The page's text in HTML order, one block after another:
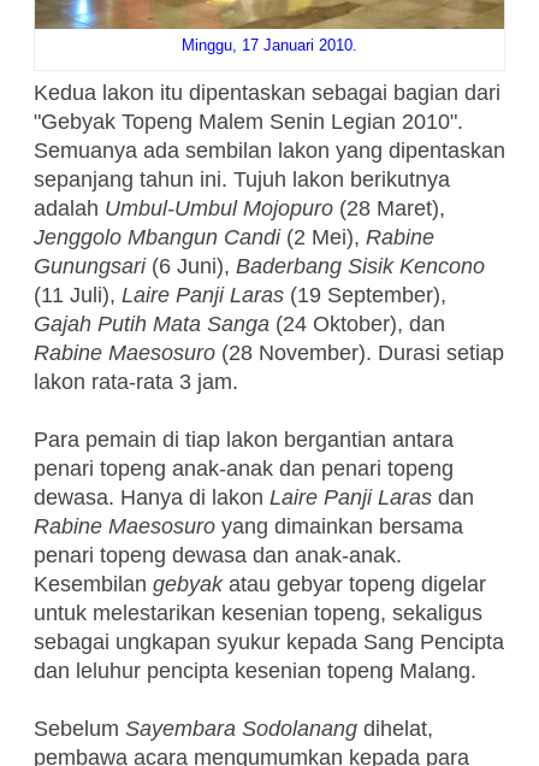
Minggu, 17 Januari 2010.
Kedua lakon itu dipentaskan sebagai bagian dari
"Gebyak Topeng Malem Senin Legian 2010".
Semuanya ada sembilan lakon yang dipentaskan
sepanjang tahun ini. Tujuh lakon berikutnya
adalah Umbul-Umbul Mojopuro (28 Maret),
Jenggolo Mbangun Candi (2 Mei), Rabine
Gunungsari (6 Juni), Baderbang Sisik Kencono
(11 Juli), Laire Panji Laras (19 September),
Gajah Putih Mata Sanga (24 Oktober), dan
Rabine Maesosuro (28 November). Durasi setiap
lakon rata-rata 3 jam.
Para pemain di tiap lakon bergantian antara
penari topeng anak-anak dan penari topeng
dewasa. Hanya di lakon Laire Panji Laras dan
Rabine Maesosuro yang dimainkan bersama
penari topeng dewasa dan anak-anak.
Kesembilan gebyak atau gebyar topeng digelar
untuk melestarikan kesenian topeng, sekaligus
sebagai ungkapan syukur kepada Sang Pencipta
dan leluhur pencipta kesenian topeng Malang.
Sebelum Sayembara Sodolanang dihelat,
pembawa acara mengumumkan kepada para